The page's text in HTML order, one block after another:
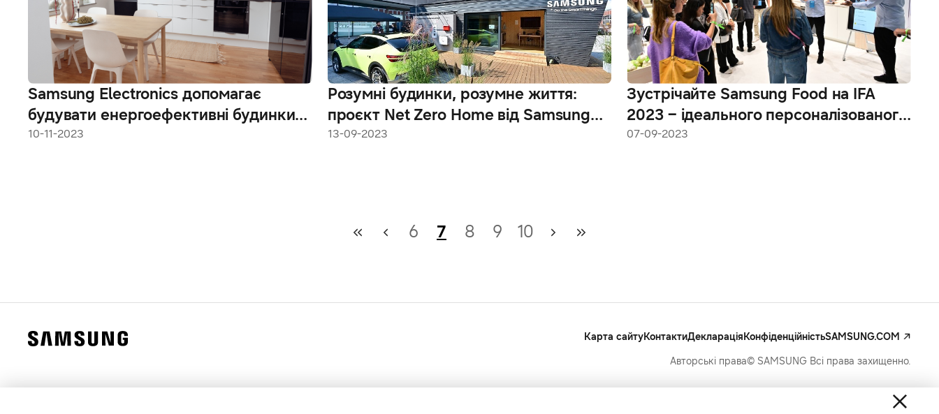
Samsung Electronics допомагає
будувати енергоефективні будинки
за допомогою SmartThings Energy,
10-11-2023
Розумні будинки, розумне життя:
проєкт Net Zero Home від Samsung
на виставці IFA 2023
13-09-2023
Зустрічайте Samsung Food на IFA
2023 – ідеального персоналізованого
помічника в приготуванні їжі
07-09-2023
6 7 8 9 10
Карта сайтуКонтактиДеклараціяКонфіденційністьSAMSUNG.COM
Авторські права© SAMSUNG Всі права захищенно.